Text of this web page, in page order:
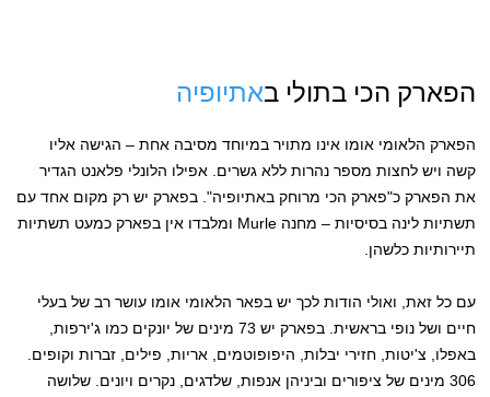
הפארק הכי בתולי באתיופיה
הפארק הלאומי אומו אינו מתויר במיוחד מסיבה אחת – הגישה אליו
קשה ויש לחצות מספר נהרות ללא גשרים. אפילו הלונלי פלאנט הגדיר
את הפארק כ"פארק הכי מרוחק באתיופיה". בפארק יש רק מקום אחד עם
תשתיות לינה בסיסיות – מחנה Murle ומלבדו אין בפארק כמעט תשתיות
תיירותיות כלשהן.
עם כל זאת, ואולי הודות לכך יש בפאר הלאומי אומו עושר רב של בעלי
חיים ושל נופי בראשית. בפארק יש 73 מינים של יונקים כמו ג'ירפות,
באפלו, צ'יטות, חזירי יבלות, היפופוטמים, אריות, פילים, זברות וקופים.
306 מינים של ציפורים וביניהן אנפות, שלדגים, נקרים ויונים. שלושה